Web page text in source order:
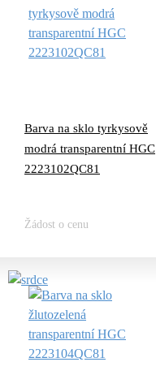
Barva na sklo tyrkysově
modrá transparentní HGC
2223102QC81
Žádost o cenu